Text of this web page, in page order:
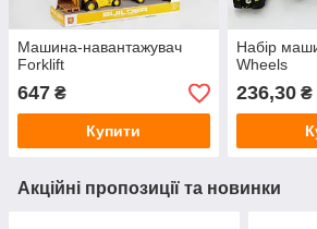
Машина-навантажувач
Forklift
647 ₴
Купити
Набір
Wheels
236,30₴
Акційні пропозиції та новинки